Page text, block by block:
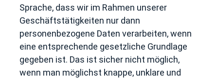
Sprache, dass wir im Rahmen unserer
Geschäftstätigkeiten nur dann
personenbezogene Daten verarbeiten, wenn
eine entsprechende gesetzliche Grundlage
gegeben ist. Das ist sicher nicht möglich,
wenn man möglichst knappe, unklare und